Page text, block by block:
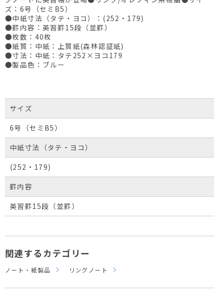
ズ：6号（セミB5）
●中紙寸法（タテ・ヨコ）：(252・179)
●罫内容：英習罫15段（並罫）
●枚数：40枚
●紙質：中紙：上質紙(森林認証紙)
●寸法：中紙：タテ252×ヨコ179
●製品色：ブルー
サイズ
6号（セミB5）
中紙寸法（タテ・ヨコ）
(252・179)
罫内容
英習罫15段（並罫）
関連するカテゴリー
ノート・紙製品 リングノート